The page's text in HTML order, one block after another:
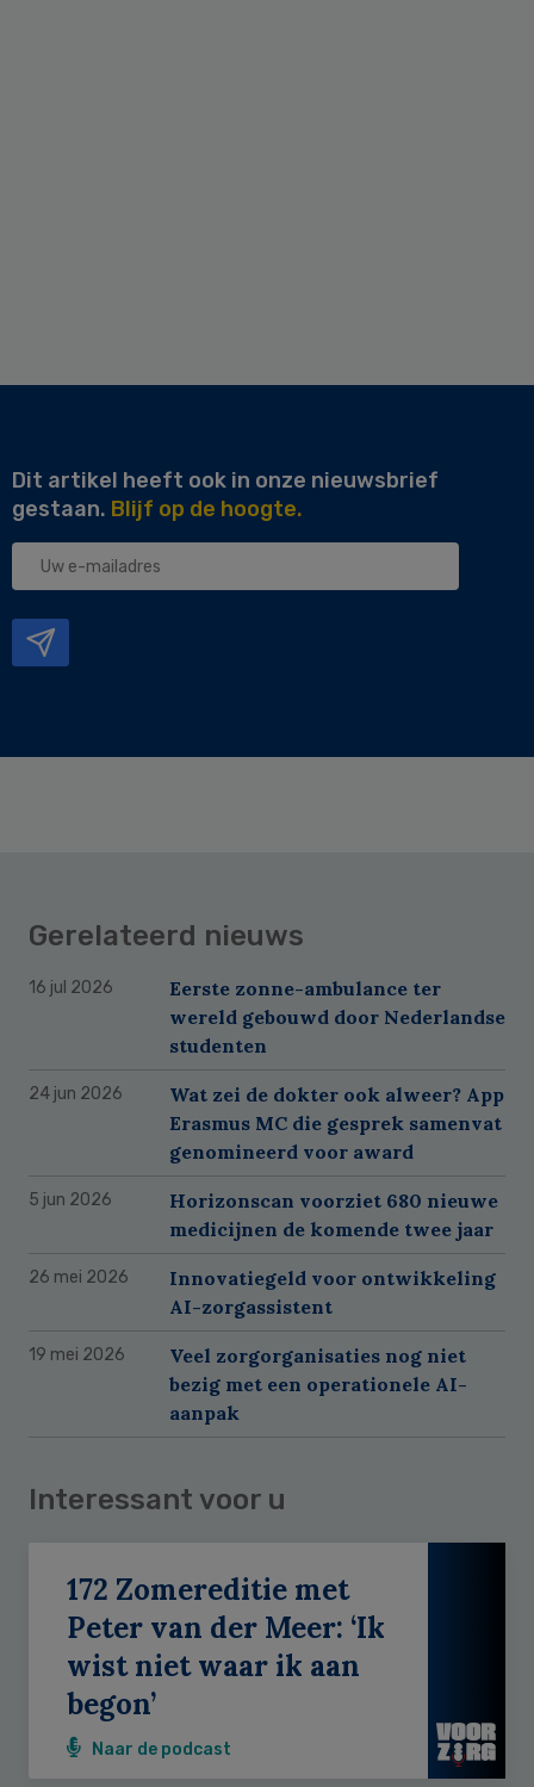
Dit artikel heeft ook in onze nieuwsbrief
gestaan. Blijf op de hoogte.
Uw
Gerelateerd nieuws
16 jul 2026
Eerste zonne-ambulance ter
wereld gebouwd door Nederlandse
studenten
24 jun 2026
Wat zei de dokter ook alweer? App
Erasmus MC die gesprek samenvat
genomineerd voor award
5 jun 2026
Horizonscan voorziet 680 nieuwe
medicijnen de komende twee jaar
26 mei 2026
Innovatiegeld voor ontwikkeling
AI-zorgassistent
19 mei 2026
Veel zorgorganisaties nog niet
bezig met een operationele AI-
aanpak
Interessant voor u
172 Zomereditie met
Peter van der Meer: ‘Ik
wist niet waar ik aan
begon’
Naar de podcast